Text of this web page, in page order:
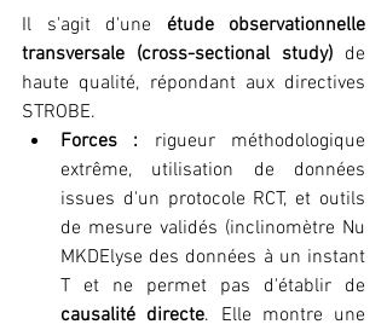
Il s'agit d'une étude observationnelle
transversale (cross-sectional study) de
haute qualité, répondant aux directives
STROBE.
Forces : rigueur méthodologique
extrême, utilisation de données
issues d'un protocole RCT, et outils
de mesure validés (inclinomètre Nu
MKDElyse des données à un instant
causalité directe. Elle montre une